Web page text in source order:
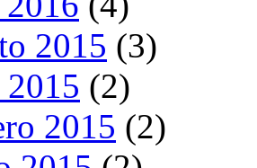
2015 (3)
(2)
2015 (2)